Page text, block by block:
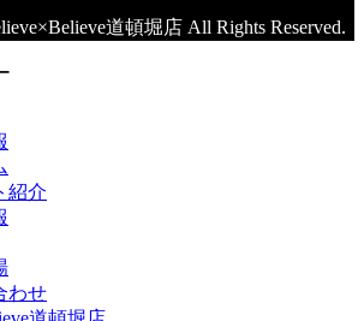
道頓堀店 All Rights Reserved.
紹介
わせ